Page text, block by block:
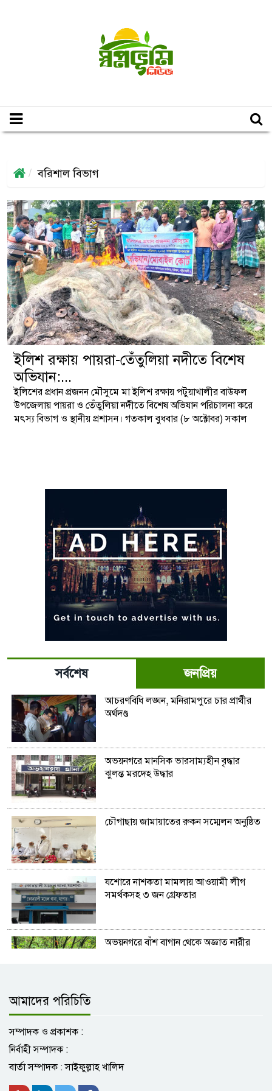
বরিশাল বিভাগ
ইলিশ রক্ষায় পায়রা-তেঁতুলিয়া নদীতে বিশেষ
অভিযান:...
ইলিশের প্রধান প্রজনন মৌসুমে মা ইলিশ রক্ষায় পটুয়াখালীর বাউফল
উপজেলায় পায়রা ও তেঁতুলিয়া নদীতে বিশেষ অভিযান পরিচালনা করে
মৎস্য বিভাগ ও স্থানীয় প্রশাসন। গতকাল বুধবার (৮ অক্টোবর) সকাল
সর্বশেষ জনপ্রিয়
আচরণবিধি লঙ্ঘন, মনিরামপুরে চার প্রার্থীর
অর্থদণ্ড
অভয়নগরে মানসিক ভারসাম্যহীন বৃদ্ধার
ঝুলন্ত মরদেহ উদ্ধার
চৌগাছায় জামায়াতের রুকন সম্মেলন অনুষ্ঠিত
যশোরে নাশকতা মামলায় আওয়ামী লীগ
সমর্থকসহ ৩ জন গ্রেফতার
অভয়নগরে বাঁশ বাগান থেকে অজ্ঞাত নারীর
নিউইয়র্কের মাঠে নেইমার-ভিনিসিয়ুস জুটি!
আমাদের পরিচিতি
সম্পাদক ও প্রকাশক :
নির্বাহী সম্পাদক :
বার্তা সম্পাদক : সাইফুল্লাহ খালিদ